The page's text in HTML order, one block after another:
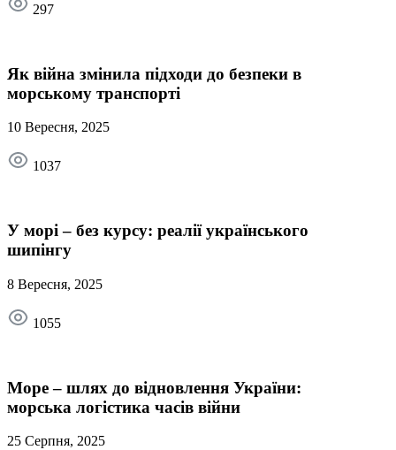
297
Як війна змінила підходи до безпеки в
морському транспорті
10 Вересня, 2025
1037
У морі – без курсу: реалії українського
шипінгу
8 Вересня, 2025
1055
Море – шлях до відновлення України:
морська логістика часів війни
25 Серпня, 2025